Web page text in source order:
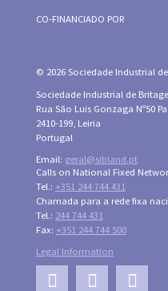
CO-FINANCIADO POR
© 2026 Sociedade Industrial
Sociedade Industrial de
Rua São Luis Gonzaga Nº50
2410-199, Leiria
Portugal
Email: geral@sibland.pt
Calls on National Fixed
Tel.: +351 244 744 431
Chamada para a rede fixa
Tel.: 244 744 431
Fax: +351 244 744 500
Legal Information